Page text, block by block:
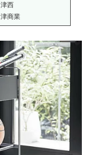
津西
津商業